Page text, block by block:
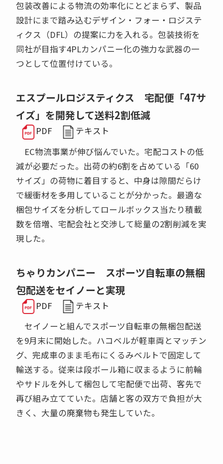
包装改善による物流の効率化にとどまらず、製品
設計にまで踏み込むデザイン・フォー・ロジステ
ィクス（DFL）の提案に力を入れる。包装技術を
同社が目指す4PLカンパニー化の強力な武器の一
つとして位置付けている。
エスプールロジスティクス 宅配便「47サ
イズ」を開発して送料2割低減
PDF
テキスト
EC物流事業が伸び悩んでいた。宅配コストの低
減が必要だった。出荷の約6割を占めている「60
サイズ」の荷物に着目すると、中身は隙間だらけ
で緩衝材を多用していることが分かった。最適な
梱包サイズを分析してロールボックス当たり積載
数を倍増、宅配会社と交渉して総量の2割削減を実
現した。
ちゃりカンパニー スポーツ自転車の無梱
包配送をセイノーと実現
PDF
テキスト
セイノーと組んでスポーツ自転車の無梱包配送
を9月末に開始した。ハコベルが軽車両とマッチン
グ、完成車のまま毛布にくるみベルトで固定して
輸送する。従来は段ボール箱に収まるように前輪
やサドルを外して梱包して宅配便で出荷、客先で
再び組み立てていた。店舗と客の双方で負担が大
きく、大量の廃棄物も発生していた。